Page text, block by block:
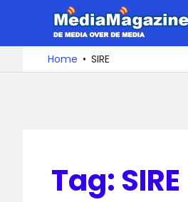
de
De
media
over
Home SIRE
Tag: SIRE